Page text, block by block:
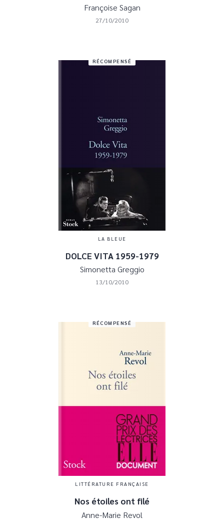
Françoise Sagan
27/10/2010
RÉCOMPENSÉ
LA BLEUE
DOLCE VITA 1959-1979
Simonetta Greggio
13/10/2010
RÉCOMPENSÉ
LITTÉRATURE FRANÇAISE
Nos étoiles ont filé
Anne-Marie Revol